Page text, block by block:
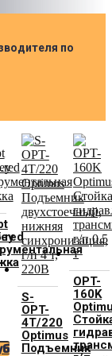
по
S-
OPT-
4T/220
Optimus
Подъемник
OPT-
160K